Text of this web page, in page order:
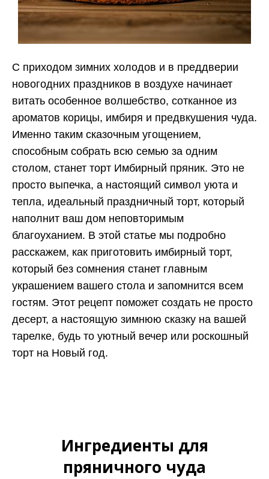
С приходом зимних холодов и в преддверии
новогодних праздников в воздухе начинает
витать особенное волшебство, сотканное из
ароматов корицы, имбиря и предвкушения чуда.
Именно таким сказочным угощением,
способным собрать всю семью за одним
столом, станет торт Имбирный пряник. Это не
просто выпечка, а настоящий символ уюта и
тепла, идеальный праздничный торт, который
наполнит ваш дом неповторимым
благоуханием. В этой статье мы подробно
расскажем, как приготовить имбирный торт,
который без сомнения станет главным
украшением вашего стола и запомнится всем
гостям. Этот рецепт поможет создать не просто
десерт, а настоящую зимнюю сказку на вашей
тарелке, будь то уютный вечер или роскошный
торт на Новый год.
Ингредиенты для
пряничного чуда